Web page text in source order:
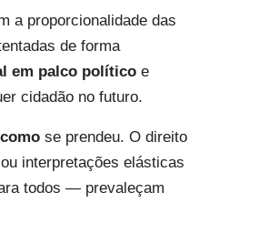
a proporcionalidade das
de forma
em palco político e
cidadão no futuro.
como se prendeu. O direito
interpretações elásticas
todos — prevaleçam